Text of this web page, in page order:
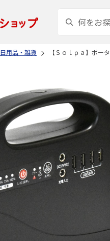
日用品・雑貨 【Ｓｏｌｐａ】ポ